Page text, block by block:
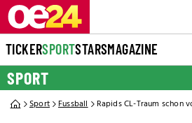
TICKERSPORTSTARSMAGAZINE
SPORT
Sport Fussball Rapids CL-Traum schon